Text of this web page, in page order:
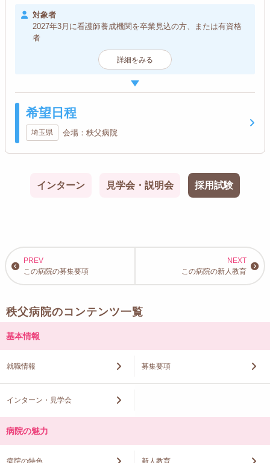
対象者
2027年3月に看護師養成機関を卒業見込の方、または有資格
者
詳細をみる
希望日程
埼玉県 会場：秩父病院
インターン 見学会・説明会 採用試験
この病院の募集要項 この病院の新人教育
秩父病院のコンテンツ一覧
基本情報
就職情報 募集要項
インターン・見学会
病院の魅力
病院の特色 新人教育